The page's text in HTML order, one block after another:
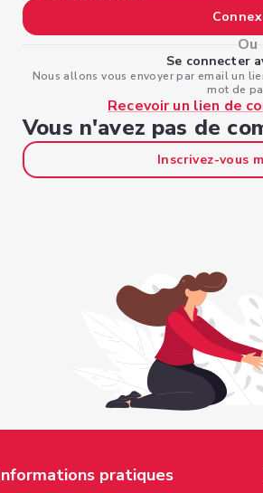
Ou
Se connecter
Nous allons vous envoyer par email un
mot de
Recevoir un lien de
Vous n'avez pas de
Inscrivez-vous
pratiques